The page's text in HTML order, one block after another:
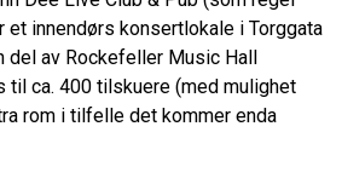
et innendørs konsertlokale i Torggata
del av Rockefeller Music Hall
til ca. 400 tilskuere (med mulighet
rom i tilfelle det kommer enda